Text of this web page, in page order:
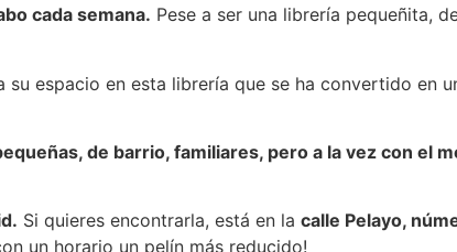
cada semana. Pese a ser una librería pequeñita,
su espacio en esta librería que se ha convertido en
de barrio, familiares, pero a la vez con el
Si quieres encontrarla, está en la calle Pelayo,
un horario un pelín más reducido!